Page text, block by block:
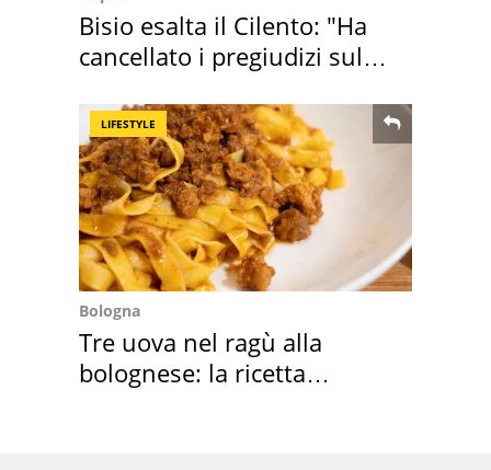
Bisio esalta il Cilento: "Ha
cancellato i pregiudizi sul
LIFESTYLE
Bologna
Tre uova nel ragù alla
bolognese: la ricetta